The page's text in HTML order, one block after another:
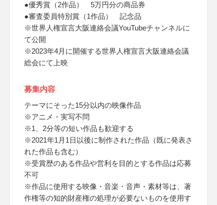
●優秀賞（2作品） 5万円分の商品券
●審査委員特別賞（1作品） 記念品
※世界人権宣言大阪連絡会議YouTubeチャンネルに
て公開
※2023年4月に開催する世界人権宣言大阪連絡会議
総会にて上映
募集内容
テーマにそった15分以内の映像作品
※アニメ・実写不問
※1、2分等の短い作品も歓迎する
※2021年1月1日以後に制作された作品（既に発表さ
れた作品も含む）
※受賞歴のある作品や営利を目的とする作品は応募
不可
※作品に使用する映像・音楽・音声・素材等は、著
作権等の知的財産権の処理が必要ないものを使用す